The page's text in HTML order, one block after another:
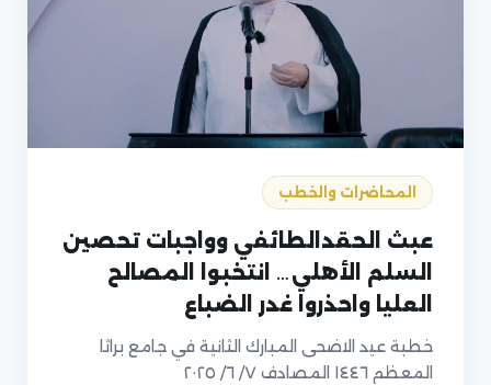
المحاضرات والخطب
عبث الحقدالطائفي وواجبات تحصين
السلم الأهلي… انتخبوا المصالح
العليا واحذروا غدر الضباع
خطبة عيد الاضحى المبارك الثانية في جامع براثا
المعظم ١٤٤٦ المصادف ٧/ ٦/ ٢٠٢٥